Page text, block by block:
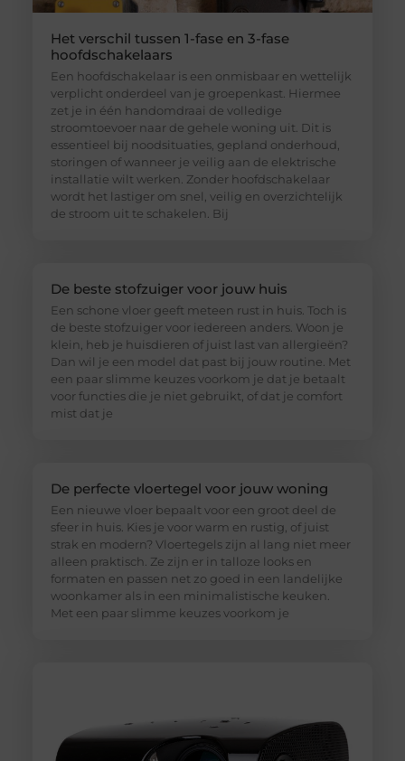
Het verschil tussen 1-fase en 3-fase
hoofdschakelaars
Een hoofdschakelaar is een onmisbaar en wettelijk
verplicht onderdeel van je groepenkast. Hiermee
zet je in één handomdraai de volledige
stroomtoevoer naar de gehele woning uit. Dit is
essentieel bij noodsituaties, gepland onderhoud,
storingen of wanneer je veilig aan de elektrische
installatie wilt werken. Zonder hoofdschakelaar
wordt het lastiger om snel, veilig en overzichtelijk
de stroom uit te schakelen. Bij
De beste stofzuiger voor jouw huis
Een schone vloer geeft meteen rust in huis. Toch is
de beste stofzuiger voor iedereen anders. Woon je
klein, heb je huisdieren of juist last van allergieën?
Dan wil je een model dat past bij jouw routine. Met
een paar slimme keuzes voorkom je dat je betaalt
voor functies die je niet gebruikt, of dat je comfort
mist dat je
De perfecte vloertegel voor jouw woning
Een nieuwe vloer bepaalt voor een groot deel de
sfeer in huis. Kies je voor warm en rustig, of juist
strak en modern? Vloertegels zijn al lang niet meer
alleen praktisch. Ze zijn er in talloze looks en
formaten en passen net zo goed in een landelijke
woonkamer als in een minimalistische keuken.
Met een paar slimme keuzes voorkom je